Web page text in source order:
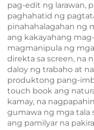
pag-edit ng larawan,
paghahatid ng
pinahahalagahan ng
ang kakayahang
magmanipula ng
direkta sa screen, na
daloy ng trabaho at
produktong pang-
touch book ang
kamay, na
gumawa ng mga tala
ang pamilyar na